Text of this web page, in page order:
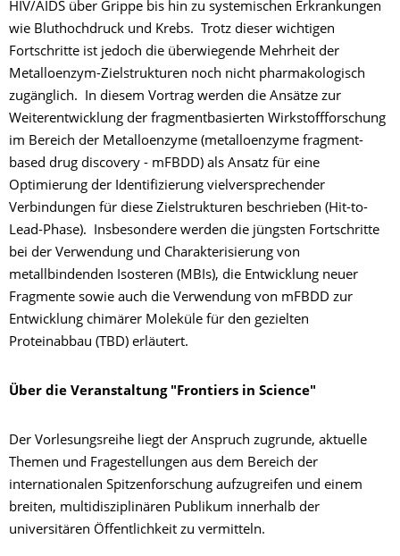
HIV/AIDS über Grippe bis hin zu systemischen Erkrankungen
wie Bluthochdruck und Krebs. Trotz dieser wichtigen
Fortschritte ist jedoch die überwiegende Mehrheit der
Metalloenzym-Zielstrukturen noch nicht pharmakologisch
zugänglich. In diesem Vortrag werden die Ansätze zur
Weiterentwicklung der fragmentbasierten Wirkstoffforschung
im Bereich der Metalloenzyme (metalloenzyme fragment-
based drug discovery - mFBDD) als Ansatz für eine
Optimierung der Identifizierung vielversprechender
Verbindungen für diese Zielstrukturen beschrieben (Hit-to-
Lead-Phase). Insbesondere werden die jüngsten Fortschritte
bei der Verwendung und Charakterisierung von
metallbindenden Isosteren (MBIs), die Entwicklung neuer
Fragmente sowie auch die Verwendung von mFBDD zur
Entwicklung chimärer Moleküle für den gezielten
Proteinabbau (TBD) erläutert.
Über die Veranstaltung "Frontiers in Science"
Der Vorlesungsreihe liegt der Anspruch zugrunde, aktuelle
Themen und Fragestellungen aus dem Bereich der
internationalen Spitzenforschung aufzugreifen und einem
breiten, multidisziplinären Publikum innerhalb der
universitären Öffentlichkeit zu vermitteln.